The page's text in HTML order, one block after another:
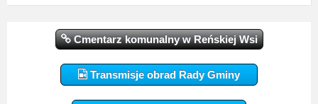
Cmentarz komunalny w Reńskiej Wsi
Transmisje obrad Rady Gminy